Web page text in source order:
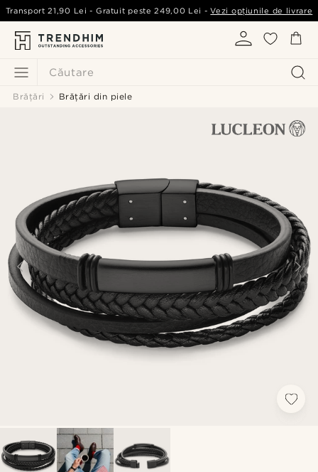
Căutare
Transport 21,90 Lei - Gratuit peste249,00 Lei -Vezi opțiunile de livrare
Brățări Brățări din piele